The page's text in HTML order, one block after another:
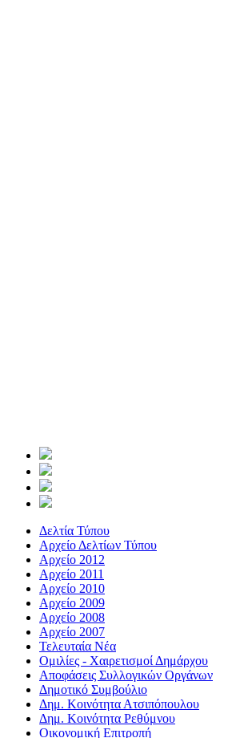
Δελτία Τύπου
Αρχείο Δελτίων Τύπου
Αρχείο 2012
Αρχείο 2011
Αρχείο 2010
Αρχείο 2009
Αρχείο 2008
Αρχείο 2007
Τελευταία Νέα
Ομιλίες - Χαιρετισμοί Δημάρχου
Αποφάσεις Συλλογικών Οργάνων
Δημοτικό Συμβούλιο
Δημ. Κοινότητα Ατσιπόπουλου
Δημ. Κοινότητα Ρεθύμνου
Οικονομική Επιτροπή